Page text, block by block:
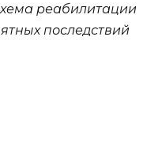
реабилитации
последствий